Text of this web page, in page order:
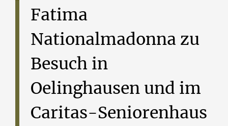
Fatima
Nationalmadonna zu
Besuch in
Oelinghausen und im
Caritas-Seniorenhaus